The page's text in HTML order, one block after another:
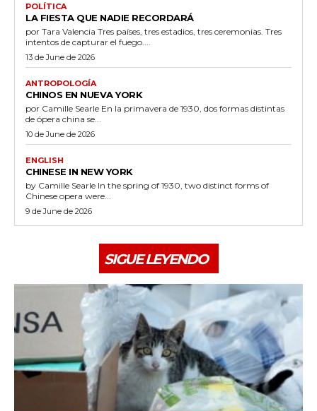
POLÍTICA
LA FIESTA QUE NADIE RECORDARÁ
por Tara Valencia Tres países, tres estadios, tres ceremonias. Tres
intentos de capturar el fuego....
13 de June de 2026
ANTROPOLOGÍA
CHINOS EN NUEVA YORK
por Camille Searle En la primavera de 1930, dos formas distintas
de ópera china se...
10 de June de 2026
ENGLISH
CHINESE IN NEW YORK
by Camille Searle In the spring of 1930, two distinct forms of
Chinese opera were...
9 de June de 2026
SIGUE LEYENDO